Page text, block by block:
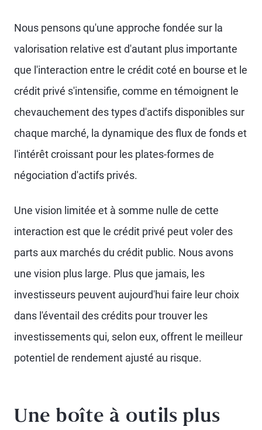
Nous pensons qu'une approche fondée sur la
valorisation relative est d'autant plus importante
que l'interaction entre le crédit coté en bourse et le
crédit privé s'intensifie, comme en témoignent le
chevauchement des types d'actifs disponibles sur
chaque marché, la dynamique des flux de fonds et
l'intérêt croissant pour les plates-formes de
négociation d'actifs privés.
Une vision limitée et à somme nulle de cette
interaction est que le crédit privé peut voler des
parts aux marchés du crédit public. Nous avons
une vision plus large. Plus que jamais, les
investisseurs peuvent aujourd'hui faire leur choix
dans l'éventail des crédits pour trouver les
investissements qui, selon eux, offrent le meilleur
potentiel de rendement ajusté au risque.
Une boîte à outils plus